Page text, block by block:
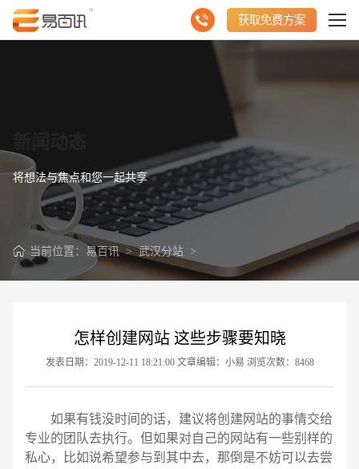
获取免费方案
将想法与焦点和您一起共享
当前位置： 易百讯>武汉分站>
怎样创建网站 这些步骤要知晓
发表日期：2019-12-11 18:21:00 文章编辑：小易 浏览次数：8468
如果有钱没时间的话，建议将创建网站的事情交给
专业的团队去执行。但如果对自己的网站有一些别样的
私心，比如说希望参与到其中去，那倒是不妨可以去尝